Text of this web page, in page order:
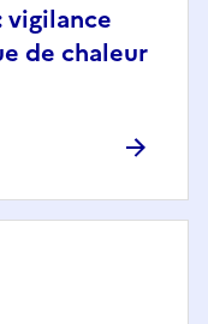
vigilance
de chaleur